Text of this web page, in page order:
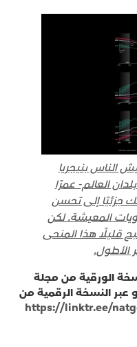
الناس بنيجريا
العالم- عمرًا
جزئيًا إلى تحسن
المعيشة. لكن
قليلًا هذا المنحى
الأطول.
الورقية من مجلة
عبر النسخة الرقمية من
https://linktr.ee/